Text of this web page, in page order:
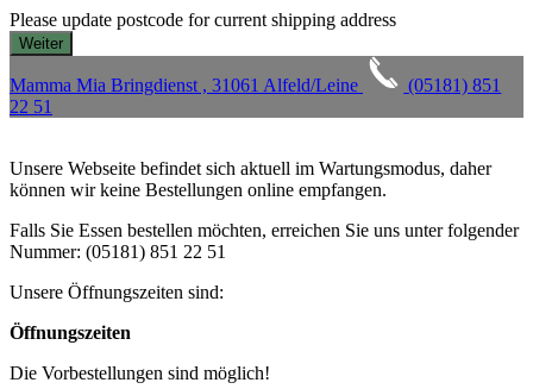
Please update postcode for current shipping address
Mamma Mia Bringdienst , 31061 Alfeld/Leine
(05181) 851
22 51
Unsere Webseite befindet sich aktuell im Wartungsmodus, daher
können wir keine Bestellungen online empfangen.
Falls Sie Essen bestellen möchten, erreichen Sie uns unter folgender
Nummer: (05181) 851 22 51
Unsere Öffnungszeiten sind:
Öffnungszeiten
Die Vorbestellungen sind möglich!